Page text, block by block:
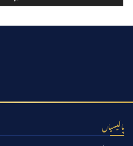
پالیسیاں